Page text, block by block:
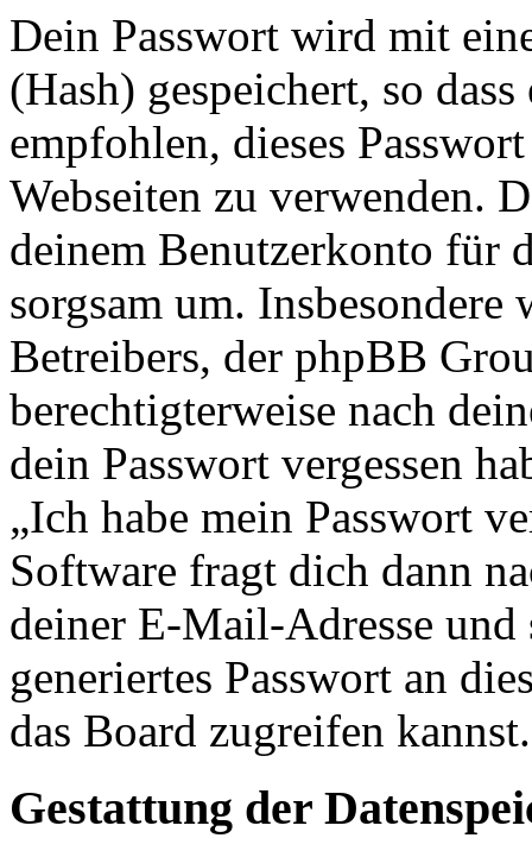
Dein Passwort wird mit
(Hash) gespeichert, so
empfohlen, dieses
Webseiten zu verwenden.
deinem Benutzerkonto für
sorgsam um.
Betreibers, der phpBB
berechtigterweise nach
dein Passwort vergessen
„Ich habe mein Passwort
Software fragt dich dann
deiner E-Mail-Adresse und
generiertes Passwort an
das Board zugreifen kannst.
Gestattung der